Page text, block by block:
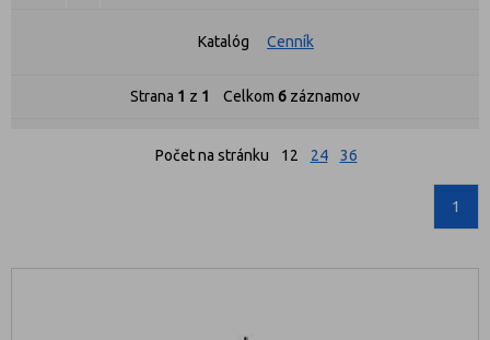
Katalóg Cenník
Strana 1 z 1 Celkom 6 záznamov
Počet na stránku 12 24 36
1